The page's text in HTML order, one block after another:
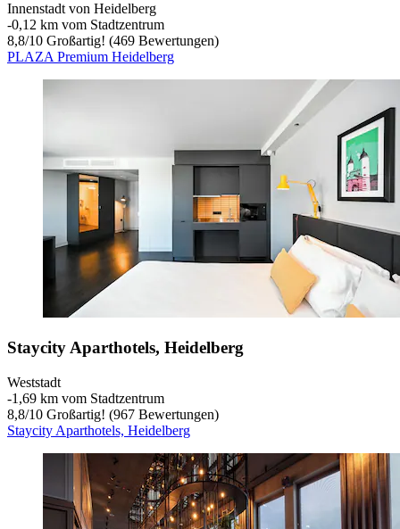
Innenstadt von Heidelberg
‐0,12 km vom Stadtzentrum
8,8/10 Großartig! (469 Bewertungen)
PLAZA Premium Heidelberg
Staycity Aparthotels, Heidelberg
Weststadt
‐1,69 km vom Stadtzentrum
8,8/10 Großartig! (967 Bewertungen)
Staycity Aparthotels, Heidelberg